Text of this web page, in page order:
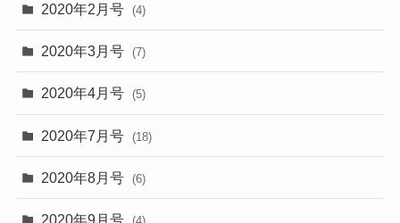
2020年2月号 (4)
2020年3月号 (7)
2020年4月号 (5)
2020年7月号 (18)
2020年8月号 (6)
2020年9月号